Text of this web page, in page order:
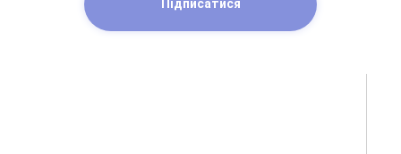
Підписатися